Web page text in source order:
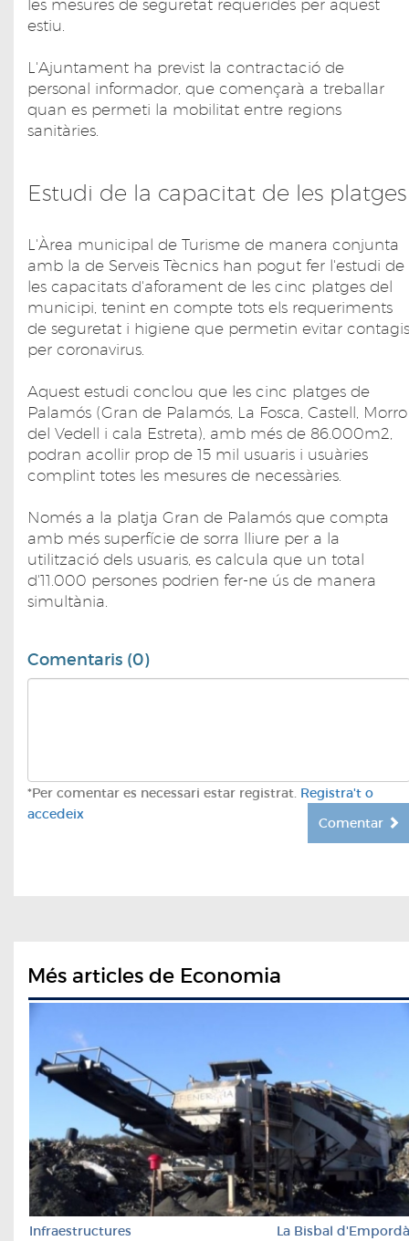
les mesures de seguretat requerides per aquest
estiu.
L'Ajuntament ha previst la contractació de
personal informador, que començarà a treballar
quan es permeti la mobilitat entre regions
sanitàries.
Estudi de la capacitat de les platges
L'Àrea municipal de Turisme de manera conjunta
amb la de Serveis Tècnics han pogut fer l'estudi de
les capacitats d'aforament de les cinc platges del
municipi, tenint en compte tots els requeriments
de seguretat i higiene que permetin evitar contagis
per coronavirus.
Aquest estudi conclou que les cinc platges de
Palamós (Gran de Palamós, La Fosca, Castell, Morro
del Vedell i cala Estreta), amb més de 86.000m2,
podran acollir prop de 15 mil usuaris i usuàries
complint totes les mesures de necessàries.
Només a la platja Gran de Palamós que compta
amb més superfície de sorra lliure per a la
utilització dels usuaris, es calcula que un total
d'11.000 persones podrien fer-ne ús de manera
simultània.
Comentaris (0)
*Per comentar es necessari estar registrat. Registra't o
accedeix
Comentar
Més articles de Economia
Infraestructures La Bisbal d'Empordà